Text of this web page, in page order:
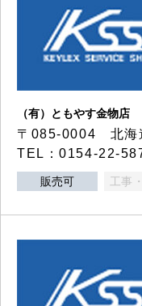
（有）ともやす金物店
〒085-0004 北海
TEL：0154-22-
販売可 工事